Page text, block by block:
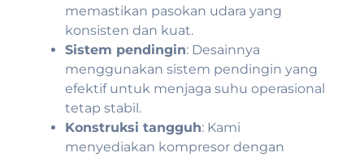
memastikan pasokan udara yang
konsisten dan kuat.
Sistem pendingin: Desainnya
menggunakan sistem pendingin yang
efektif untuk menjaga suhu operasional
tetap stabil.
Konstruksi tangguh: Kami
menyediakan kompresor dengan